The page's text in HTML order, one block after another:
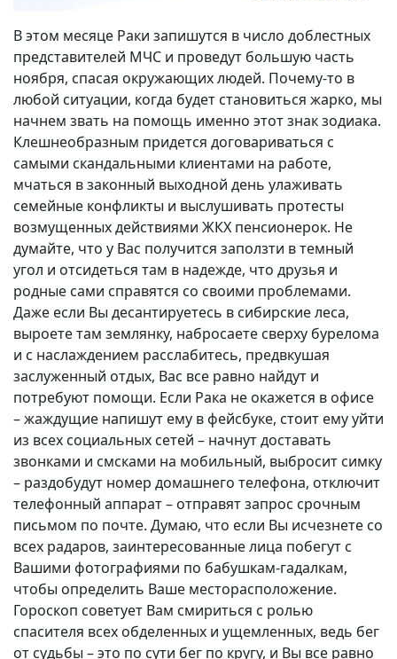
В этом месяце Раки запишутся в число доблестных
представителей МЧС и проведут большую часть
ноября, спасая окружающих людей. Почему-то в
любой ситуации, когда будет становиться жарко, мы
начнем звать на помощь именно этот знак зодиака.
Клешнеобразным придется договариваться с
самыми скандальными клиентами на работе,
мчаться в законный выходной день улаживать
семейные конфликты и выслушивать протесты
возмущенных действиями ЖКХ пенсионерок. Не
думайте, что у Вас получится заползти в темный
угол и отсидеться там в надежде, что друзья и
родные сами справятся со своими проблемами.
Даже если Вы десантируетесь в сибирские леса,
выроете там землянку, набросаете сверху бурелома
и с наслаждением расслабитесь, предвкушая
заслуженный отдых, Вас все равно найдут и
потребуют помощи. Если Рака не окажется в офисе
– жаждущие напишут ему в фейсбуке, стоит ему уйти
из всех социальных сетей – начнут доставать
звонками и смсками на мобильный, выбросит симку
– раздобудут номер домашнего телефона, отключит
телефонный аппарат – отправят запрос срочным
письмом по почте. Думаю, что если Вы исчезнете со
всех радаров, заинтересованные лица побегут с
Вашими фотографиями по бабушкам-гадалкам,
чтобы определить Ваше месторасположение.
Гороскоп советует Вам смириться с ролью
спасителя всех обделенных и ущемленных, ведь бег
от судьбы – это по сути бег по кругу, и Вы все равно